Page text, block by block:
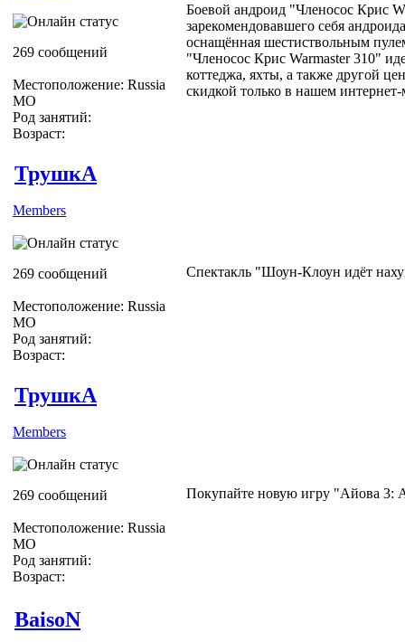
269 сообщений
Местоположение: Russia
МО
Род занятий:
Возраст:
Боевой андроид "Членосос Крис
зарекомендовавшего себя
оснащённая шестиствольным
"Членосос Крис Warmaster 310"
коттеджа, яхты, а также другой
скидкой только в нашем интернет-
ТрушкА
Members
269 сообщений
Местоположение: Russia
МО
Род занятий:
Возраст:
Спектакль "Шоун-Клоун идёт
ТрушкА
Members
269 сообщений
Местоположение: Russia
МО
Род занятий:
Возраст:
Покупайте новую игру "Айова 3:
BaisoN